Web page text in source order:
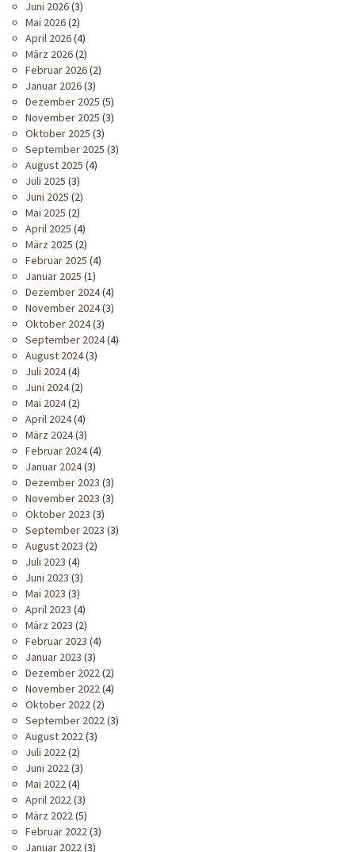
Juni 2026(3)
Mai 2026(2)
April 2026(4)
März 2026(2)
Februar 2026(2)
Januar 2026(3)
Dezember 2025 (5)
November 2025 (3)
Oktober 2025 (3)
September 2025 (3)
August 2025 (4)
Juli 2025 (3)
Juni 2025 (2)
Mai 2025 (2)
April 2025 (4)
März 2025 (2)
Februar 2025 (4)
Januar 2025 (1)
Dezember 2024(4)
November 2024(3)
Oktober 2024(3)
September 2024(4)
August 2024(3)
Juli 2024(4)
Juni 2024(2)
Mai 2024(2)
April 2024(4)
März 2024(3)
Februar 2024(4)
Januar 2024(3)
Dezember 2023 (3)
November 2023 (3)
Oktober 2023 (3)
September 2023 (3)
August 2023 (2)
Juli 2023 (4)
Juni 2023 (3)
Mai 2023 (3)
April 2023 (4)
März 2023 (2)
Februar 2023 (4)
Januar 2023 (3)
Dezember 2022 (2)
November 2022 (4)
Oktober 2022 (2)
September 2022 (3)
August 2022 (3)
Juli 2022 (2)
Juni 2022 (3)
Mai 2022 (4)
April 2022 (3)
März 2022 (5)
Februar 2022 (3)
Januar 2022 (3)